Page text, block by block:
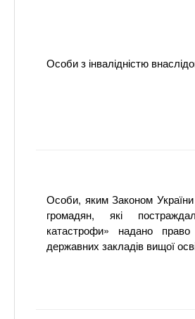
Особи з інвалідністю
Особи, яким Законом
громадян, які
катастрофи» надано
державних закладів вищої